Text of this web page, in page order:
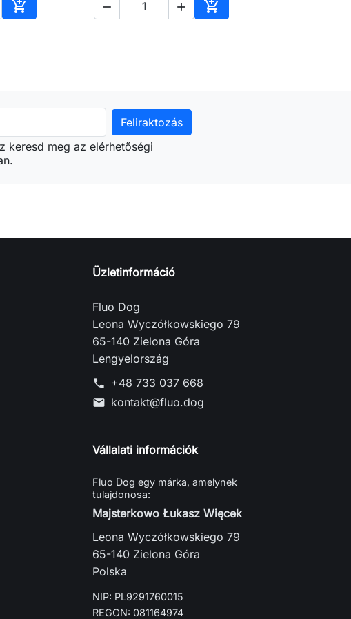

Kosárba
  
Kosárba
keresd meg az elérhetőségi
Üzletinformáció
Fluo Dog
Leona Wyczółkowskiego 79
65-140 Zielona Góra
Lengyelország
phone +48 733 037 668
mail kontakt@fluo.dog
Vállalati információk
Fluo Dog egy márka, amelynek
tulajdonosa:
Majsterkowo Łukasz Więcek
Leona Wyczółkowskiego 79
65-140 Zielona Góra
Polska
NIP: PL9291760015
REGON: 081164974